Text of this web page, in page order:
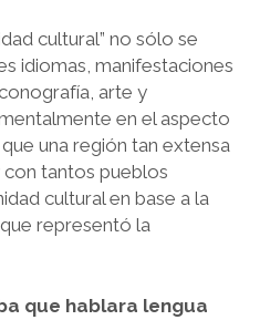
cultural” no sólo se
idiomas, manifestaciones
arte y
en el aspecto
una región tan extensa
con tantos pueblos
cultural en base a la
representó la
que hablara lengua